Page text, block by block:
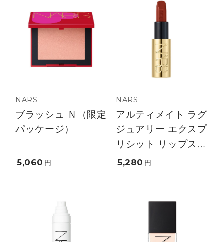
NARS
ブラッシュ Ｎ（限定
パッケージ）
5,060 円
NARS
アルティメイト ラグ
ジュアリー エクスプ
リシット リップス...
5,280 円